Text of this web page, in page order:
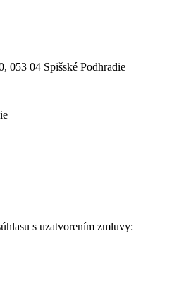
053 04 Spišské Podhradie
s uzatvorením zmluvy: